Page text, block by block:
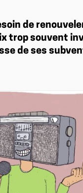
de
trop souvent
de ses